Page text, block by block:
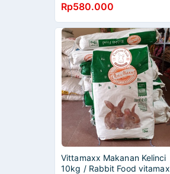
Rp580.000
Vittamaxx Makanan Kelinci
10kg / Rabbit Food vitamax